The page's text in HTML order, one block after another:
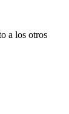
a los otros